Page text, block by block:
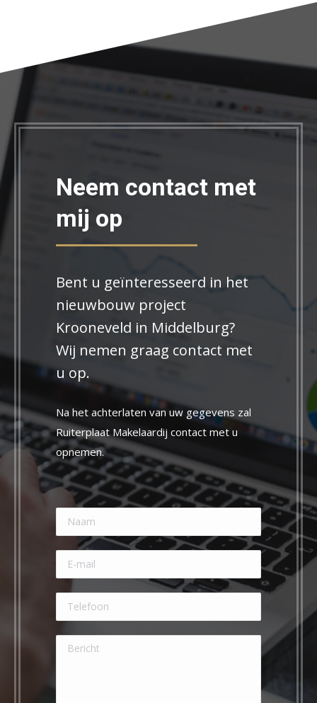
Neem contact met
mij op
Bent u geïnteresseerd in het
nieuwbouw project
Krooneveld in Middelburg?
Wij nemen graag contact met
u op.
Na het achterlaten van uw gegevens zal
Ruiterplaat Makelaardij contact met u
opnemen.